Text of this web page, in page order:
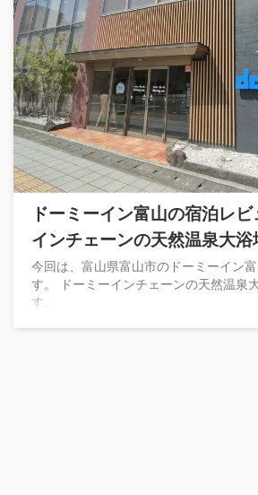
ドーミーイン富山の宿泊レ
インチェーンの天然温泉大
今回は、富山県富山市のドーミーイン
す。 ドーミーインチェーンの天然温泉
す。